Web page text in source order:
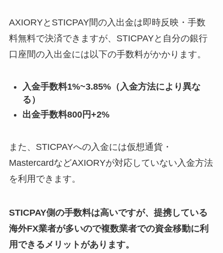
AXIORYとSTICPAY間の入出金は即時反映・手数
料無料で決済できますが、STICPAYと自分の銀行
口座間の入出金には以下の手数料がかかります。
入金手数料1%~3.85%（入金方法により異な
る）
出金手数料800円+2%
また、STICPAYへの入金には仮想通貨・
MastercardなどAXIORYが対応していない入金方法
を利用できます。
STICPAY側の手数料は高いですが、提携している
海外FX業者が多いので複数業者での資金移動に利
用できるメリットがあります。